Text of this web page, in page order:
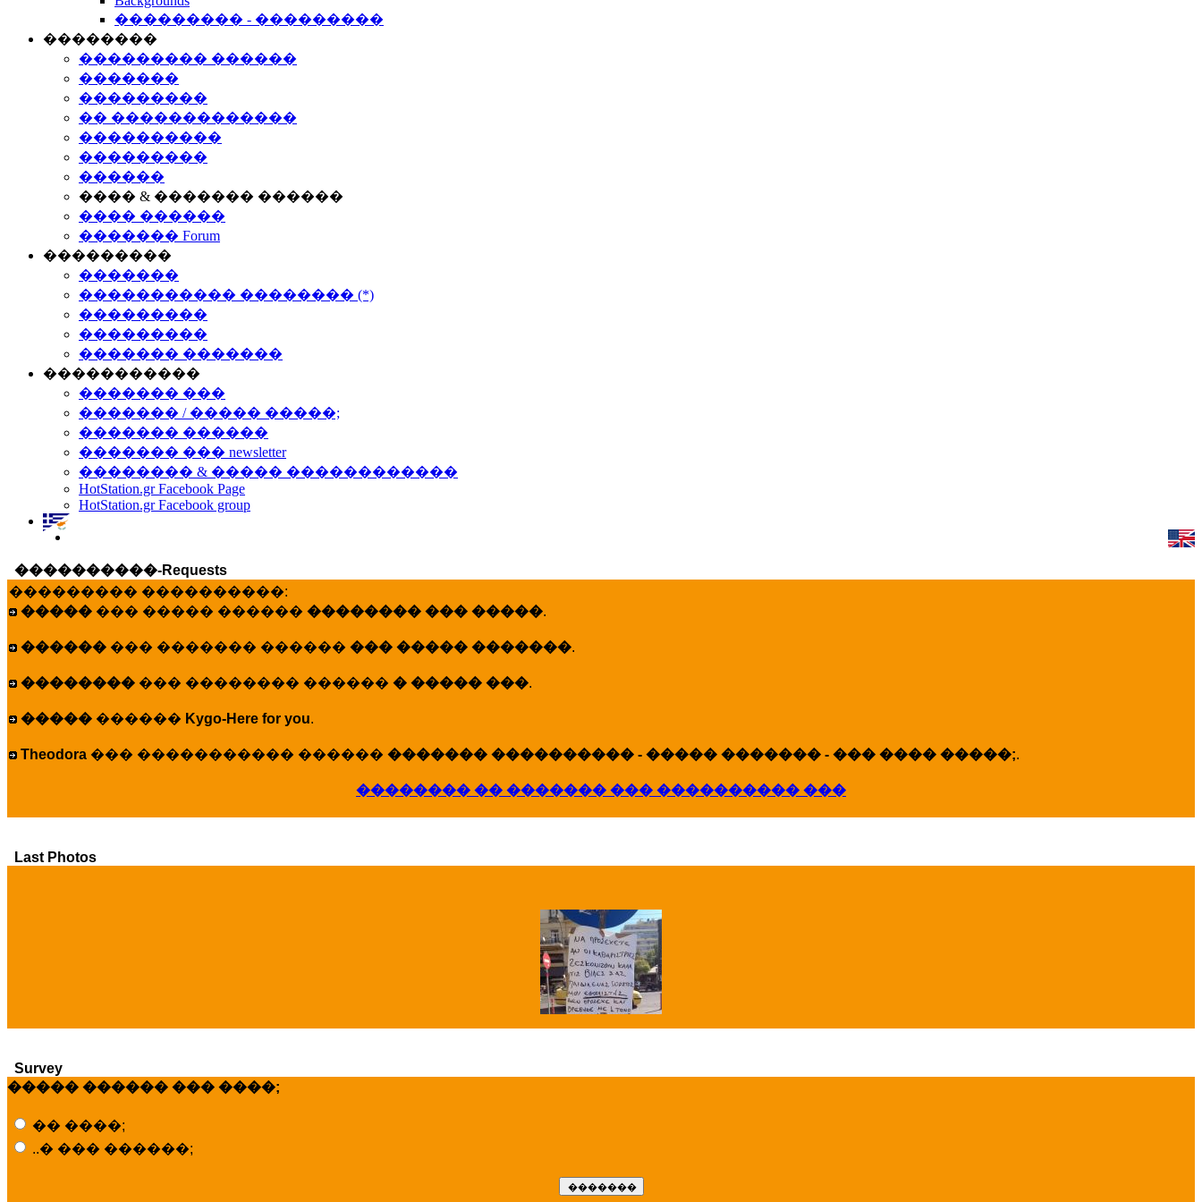
��������� - ���������
��������
��������� ������
�������
���������
�� �������������
����������
���������
������
���� & ������� ������
���� ������
������� Forum
���������
�������
����������� �������� (*)
���������
���������
������� �������
�����������
������� ���
������� / ����� �����;
������� ������
������� ��� newsletter
�������� & ����� ������������
HotStation.gr Facebook Page
HotStation.gr Facebook group
����������-Requests
��������� ����������:
����� ��� ����� ������ �������� ��� �����.
������ ��� ������� ������ ��� ����� �������.
�������� ��� �������� ������ � ����� ���.
����� ������ Kygo-Here for you.
Theodora ��� ����������� ������ ������� ���������� - ����� ������� - ��� ���� �����;.
�������� �� ������� ��� ���������� ���
Last Photos
��� ����
Survey
����� ������ ��� ����;
�� ����;
..� ��� ������;